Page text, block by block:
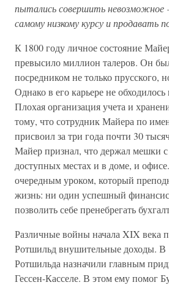
пытались совершить невозможное
самому низкому курсу и продавать
К 1800 году личное состояние
превысило миллион талеров. Он
посредником не только прусского,
Однако в его карьере не обходилось
Плохая организация учета и
тому, что сотрудник Майера по
присвоил за три года почти 30
Майер признал, что держал мешки
доступных местах и в доме, и
очередным уроком, который
жизнь: ни один успешный
позволить себе пренебрегать
Различные войны начала XIX века
Ротшильд внушительные доходы. В
Ротшильда назначили главным
Гессен-Касселе. В этом ему помог